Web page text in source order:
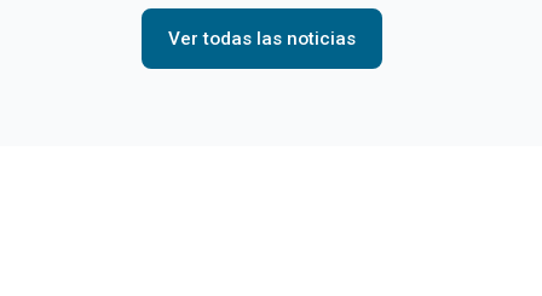
Ver todas las noticias